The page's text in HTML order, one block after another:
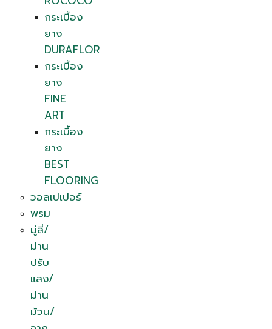
กระเบื้อง
ยาง
DURAFLOR
กระเบื้อง
ยาง
FINE
ART
กระเบื้อง
ยาง
BEST
FLOORING
วอลเปเปอร์
พรม
มู่ลี่/
ม่าน
ปรับ
แสง/
ม่าน
ม้วน/